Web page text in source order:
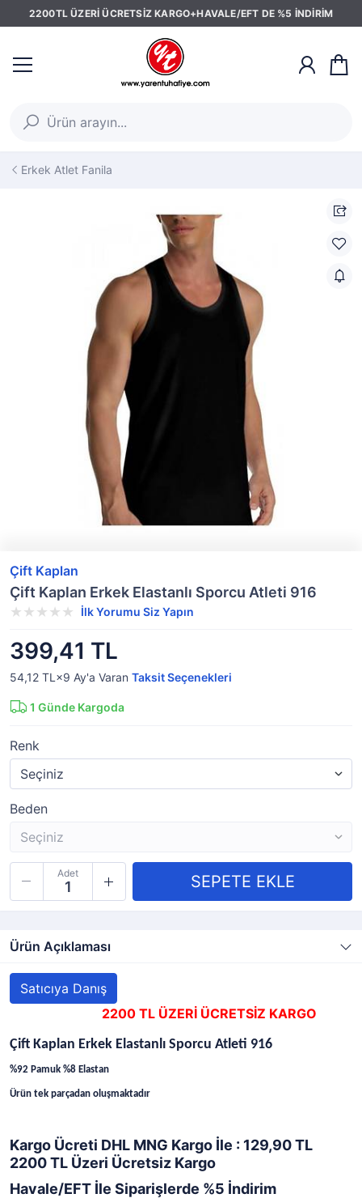
2200TL ÜZERİ ÜCRETSİZ KARGO+HAVALE/EFT DE %5 İNDİRİM
Erkek Atlet Fanila
Çift Kaplan
Çift Kaplan Erkek Elastanlı Sporcu Atleti 916
İlk Yorumu Siz Yapın
399,41 TL
54,12 TL×9 Ay'a Varan Taksit Seçenekleri
1 Günde Kargoda
Renk
Beden
Adet
Ürün Açıklaması
Satıcıya Danış
2200 TL ÜZERİ ÜCRETSİZ KARGO
Çift Kaplan Erkek Elastanlı Sporcu Atleti 916
%92 Pamuk %8 Elastan
Ürün tek parçadan oluşmaktadır
Kargo Ücreti DHL MNG Kargo İle : 129,90 TL
2200 TL Üzeri Ücretsiz Kargo
Havale/EFT İle Siparişlerde %5 İndirim